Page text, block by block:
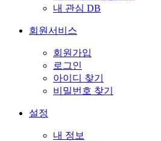
내 관심 DB
회원서비스
회원가입
로그인
아이디 찾기
비밀번호 찾기
설정
내 정보